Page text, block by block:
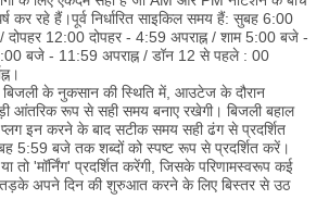
कर रहे हैं।पूर्व निर्धारित साइकिल समय हैं: सुबह 6:00
/ दोपहर 12:00 दोपहर - 4:59 अपराह्न / शाम 5:00 बजे -
बजे - 11:59 अपराह्न / डॉन 12 से पहले : 00
के नुकसान की स्थिति में, आउटेज के दौरान
आंतरिक रूप से सही समय बनाए रखेगी। बिजली बहाल
प्लग इन करने के बाद सटीक समय सही ढंग से प्रदर्शित
5:59 बजे तक शब्दों को स्पष्ट रूप से प्रदर्शित करें।
तो 'मॉर्निंग' प्रदर्शित करेंगी, जिसके परिणामस्वरूप कई
तड़के अपने दिन की शुरुआत करने के लिए बिस्तर से उठ